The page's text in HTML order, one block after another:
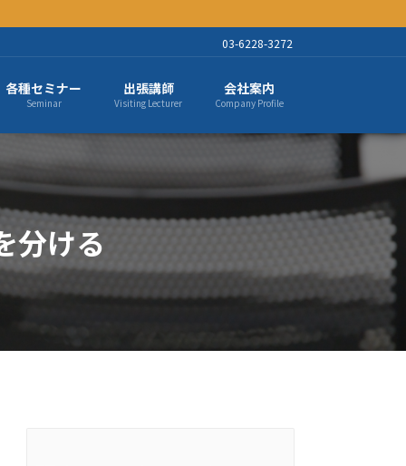
03-6228-3272
各種セミナー
Seminar
出張講師
Visiting Lecturer
会社案内
Company Profile
分ける